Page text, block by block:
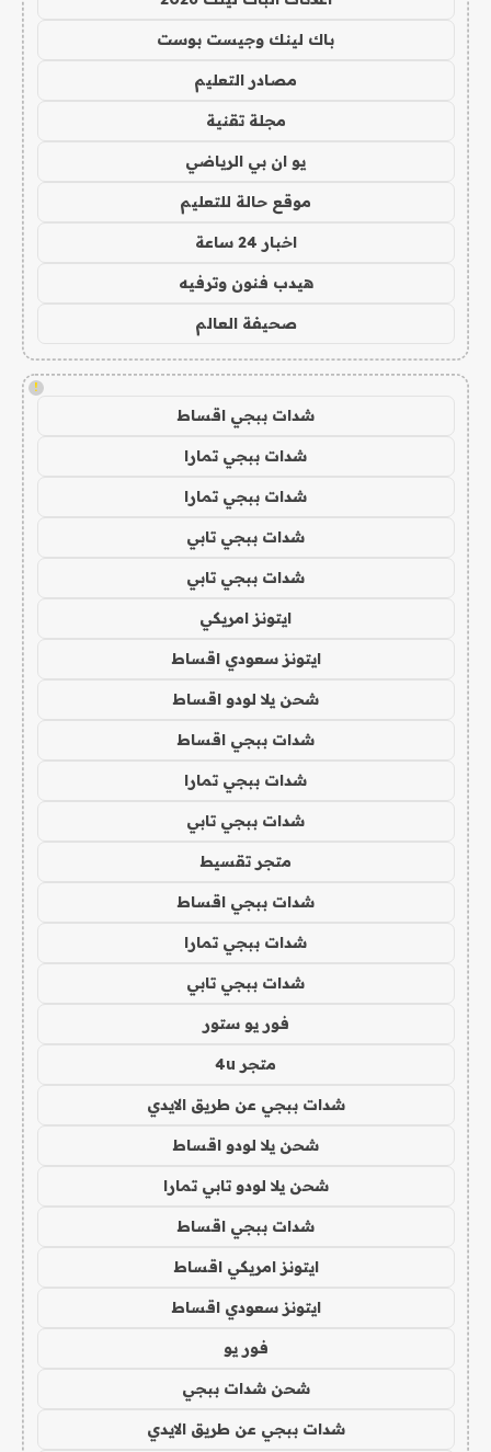
باك لينك وجيست بوست
مصادر التعليم
مجلة تقنية
يو ان بي الرياضي
موقع حالة للتعليم
اخبار 24 ساعة
هيدب فنون وترفيه
صحيفة العالم
!
شدات ببجي اقساط
شدات ببجي تمارا
شدات ببجي تمارا
شدات ببجي تابي
شدات ببجي تابي
ايتونز امريكي
ايتونز سعودي اقساط
شحن يلا لودو اقساط
شدات ببجي اقساط
شدات ببجي تمارا
شدات ببجي تابي
متجر تقسيط
شدات ببجي اقساط
شدات ببجي تمارا
شدات ببجي تابي
فور يو ستور
متجر 4u
شدات ببجي عن طريق الايدي
شحن يلا لودو اقساط
شحن يلا لودو تابي تمارا
شدات ببجي اقساط
ايتونز امريكي اقساط
ايتونز سعودي اقساط
فور يو
شحن شدات ببجي
شدات ببجي عن طريق الايدي